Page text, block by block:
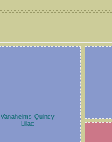
Vanaheims Quincy
Lilac